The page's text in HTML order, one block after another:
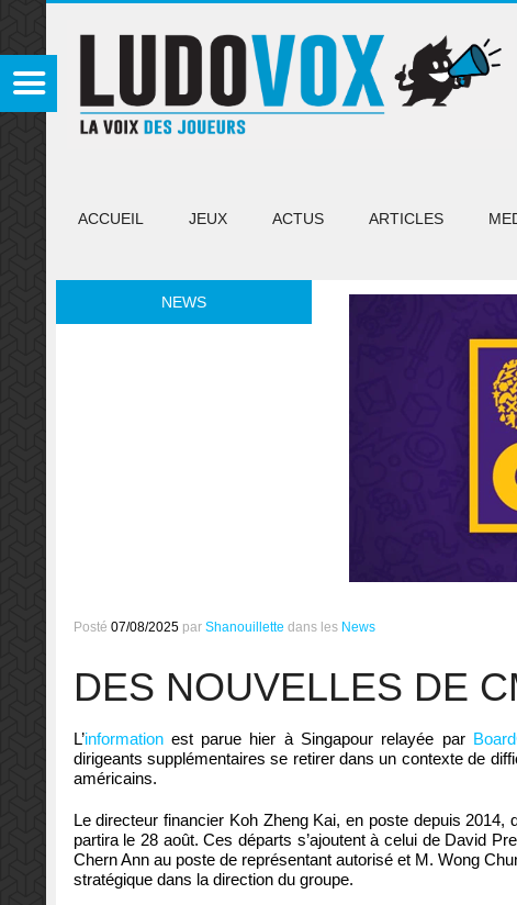
ACCUEIL JEUX ACTUS ARTICLES
NEWS
Posté 07/08/2025 par Shanouillette dans les News
DES NOUVELLES DE
L’informationest parue hier à Singapour relayée par
dirigeants supplémentaires se retirer dans un contexte de
américains.
Le directeur financier Koh Zheng Kai, en poste depuis
partira le 28 août. Ces départs s’ajoutent à celui de David
Chern Ann au poste de représentant autorisé et M. Wong
stratégique dans la direction du groupe.